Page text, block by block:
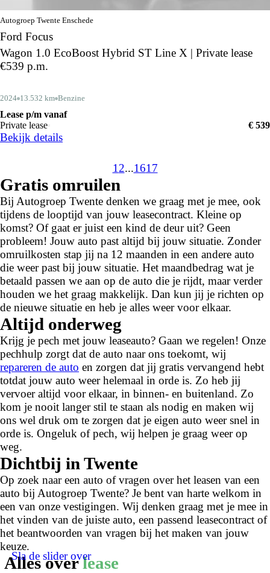
Autogroep Twente Enschede
Ford Focus
Wagon 1.0 EcoBoost Hybrid ST Line X | Private lease
€539 p.m.
2024 13.532 km Benzine
Lease p/m vanaf
Private lease
€ 539
Bekijk details
1 2...1617
Gratis omruilen
Bij Autogroep Twente denken we graag met je mee, ook
tijdens de looptijd van jouw leasecontract. Kleine op
komst? Of gaat er juist een kind de deur uit? Geen
probleem! Jouw auto past altijd bij jouw situatie. Zonder
omruilkosten stap jij na 12 maanden in een andere auto
die weer past bij jouw situatie. Het maandbedrag wat je
betaald passen we aan op de auto die je rijdt, maar verder
houden we het graag makkelijk. Dan kun jij je richten op
de nieuwe situatie en heb je alles weer voor elkaar.
Altijd onderweg
Krijg je pech met jouw leaseauto? Gaan we regelen! Onze
pechhulp zorgt dat de auto naar ons toekomt, wij
repareren de auto en zorgen dat jij gratis vervangend hebt
totdat jouw auto weer helemaal in orde is. Zo heb jij
vervoer altijd voor elkaar, in binnen- en buitenland. Zo
kom je nooit langer stil te staan als nodig en maken wij
ons wel druk om te zorgen dat je eigen auto weer snel in
orde is. Ongeluk of pech, wij helpen je graag weer op
weg.
Dichtbij in Twente
Op zoek naar een auto of vragen over het leasen van een
auto bij Autogroep Twente? Je bent van harte welkom in
een van onze vestigingen. Wij denken graag met je mee in
het vinden van de juiste auto, een passend leasecontract of
het beantwoorden van vragen bij het maken van jouw
keuze.
Alles overlease
Sla de slider over